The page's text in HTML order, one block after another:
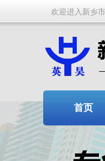
欢迎进入新乡
首页